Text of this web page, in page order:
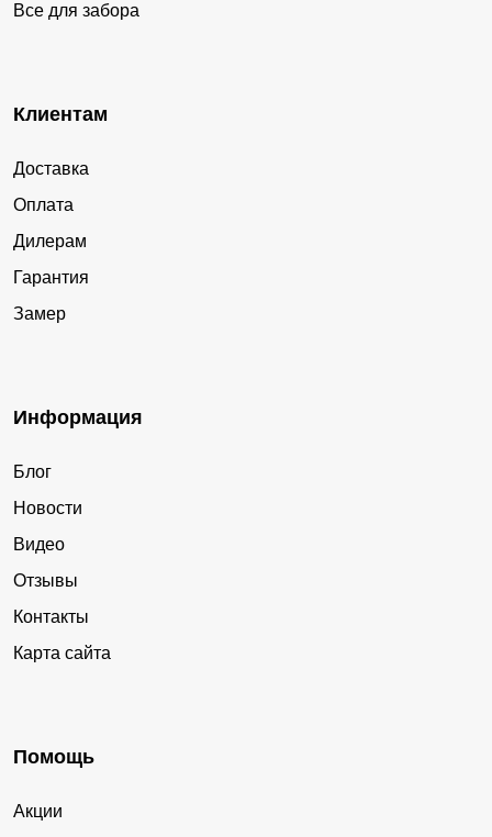
Все для забора
Клиентам
Доставка
Оплата
Дилерам
Гарантия
Замер
Информация
Блог
Новости
Видео
Отзывы
Контакты
Карта сайта
Помощь
Акции